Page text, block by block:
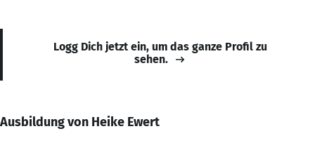
Logg Dich jetzt ein, um das ganze Profil zu
sehen.
Ausbildung von Heike Ewert